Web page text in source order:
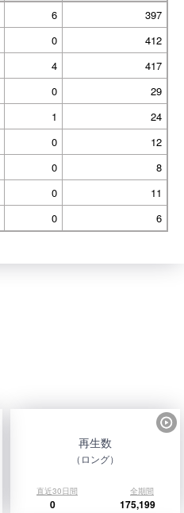
6
397
0
412
4
417
0
29
1
24
0
12
0
8
0
11
0 6
再生数
（ロング）
直近30日間 全期間
0 175,199